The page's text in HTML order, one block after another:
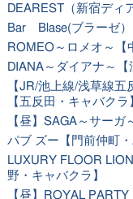
DEAREST（新宿ディ
Bar Blase(ブラーゼ）
ROMEO～ロメオ～【
DIANA～ダイアナ～【
【JR/池上線/浅草線
【五反田・キャバクラ
【昼】SAGA～サーガ
パブ ズー【門前仲町・
LUXURY FLOOR
野・キャバクラ】
【昼】ROYAL